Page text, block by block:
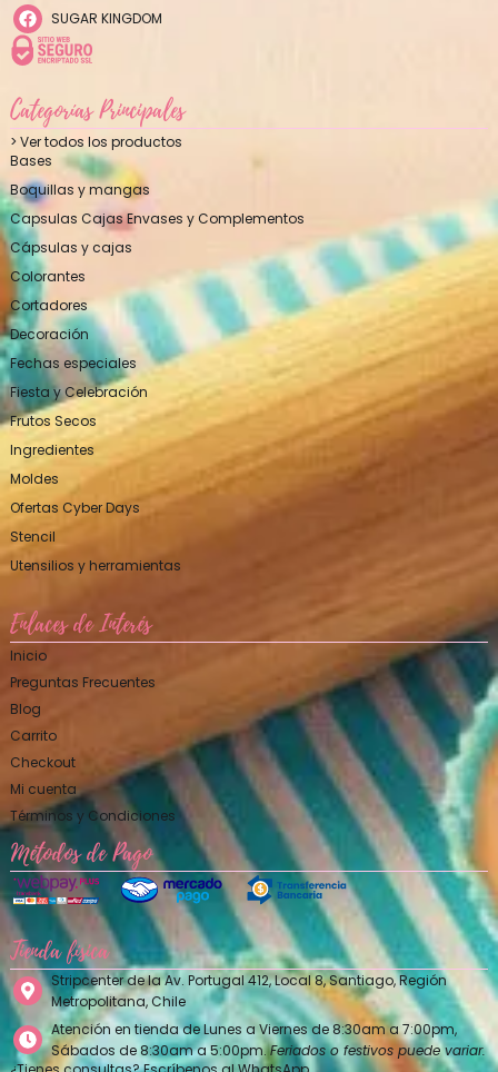
SUGAR KINGDOM
Categorías Principales
> Ver todos los productos
Bases
Boquillas y mangas
Capsulas Cajas Envases y Complementos
Cápsulas y cajas
Colorantes
Cortadores
Decoración
Fechas especiales
Fiesta y Celebración
Frutos Secos
Ingredientes
Moldes
Ofertas Cyber Days
Stencil
Utensilios y herramientas
Enlaces de Interés
Inicio
Preguntas Frecuentes
Blog
Carrito
Checkout
Mi cuenta
Términos y Condiciones
Métodos de Pago
Tienda física
Stripcenter de la Av. Portugal 412, Local 8, Santiago, Región
Metropolitana, Chile
Atención en tienda de Lunes a Viernes de 8:30am a 7:00pm,
Sábados de 8:30am a 5:00pm.Feriados o festivos puede variar.